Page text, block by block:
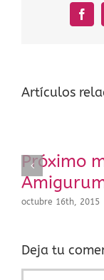
Artículos
Próximo
octubre 16th, 2015
Deja tu